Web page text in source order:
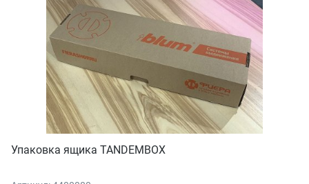
Упаковка ящика TANDEMBOX